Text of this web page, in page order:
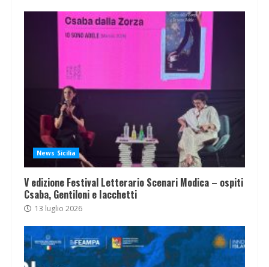
News Sicilia
V edizione Festival Letterario Scenari Modica – ospiti
Csaba, Gentiloni e Iacchetti
13 luglio 2026